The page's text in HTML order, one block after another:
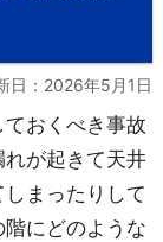
日： 2026年5月1日
おくべき事故
が起きて天井
まったりして
にどのような